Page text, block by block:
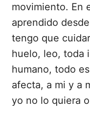
movimiento. En
aprendido
tengo que
huelo, leo, toda
humano, todo
afecta, a mi y a
yo no lo quiera